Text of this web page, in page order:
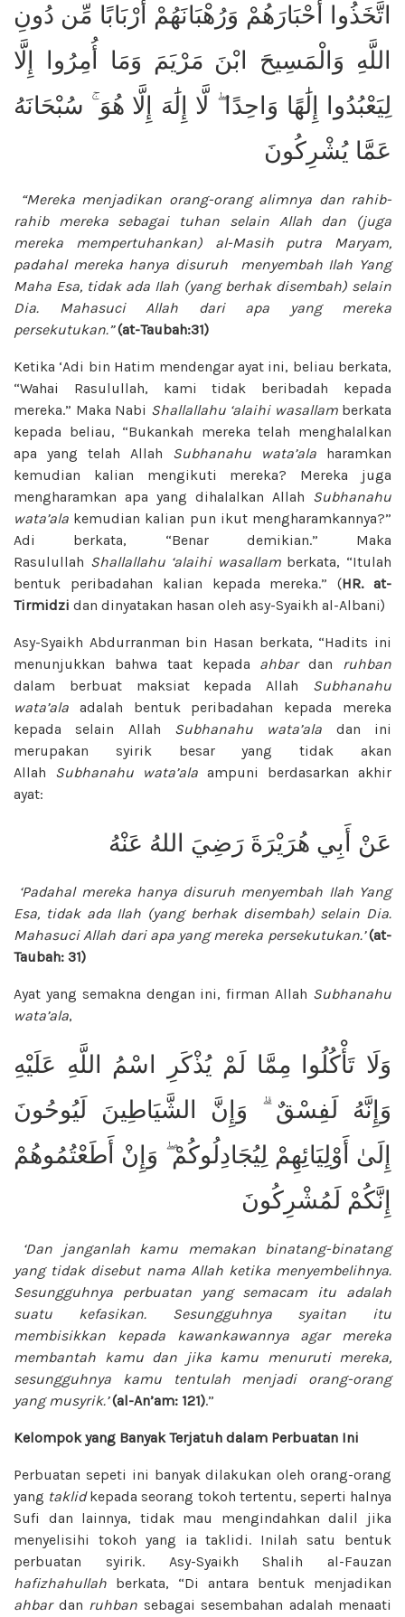
اتَّخَذُوا أَحْبَارَهُمْ وَرُهْبَانَهُمْ أَرْبَابًا مِّن دُونِ
اللَّهِ وَالْمَسِيحَ ابْنَ مَرْيَمَ وَمَا أُمِرُوا إِلَّا
لِيَعْبُدُوا إِلَٰهًا وَاحِدًا ۖ لَّا إِلَٰهَ إِلَّا هُوَ ۚ سُبْحَانَهُ
عَمَّا يُشْرِكُونَ
“Mereka menjadikan orang-orang alimnya dan rahib-
rahib mereka sebagai tuhan selain Allah dan (juga
mereka mempertuhankan) al-Masih putra Maryam,
padahal mereka hanya disuruh
menyembah Ilah Yang
Maha Esa, tidak ada Ilah (yang berhak disembah) selain
Dia. Mahasuci Allah dari apa yang mereka
persekutukan.”(at-Taubah:31)
Ketika ‘Adi bin Hatim mendengar ayat ini, beliau berkata,
“Wahai Rasulullah, kami tidak beribadah kepada
mereka.” Maka Nabi Shallallahu ‘alaihi wasallamberkata
kepada beliau, “Bukankah mereka telah menghalalkan
apa yang telah Allah Subhanahu wata’ala haramkan
kemudian kalian mengikuti mereka? Mereka juga
mengharamkan apa yang dihalalkan Allah Subhanahu
wata’ala kemudian kalian pun ikut mengharamkannya?”
Adi berkata, “Benar demikian.” Maka
Rasulullah Shallallahu ‘alaihi wasallamberkata, “Itulah
bentuk peribadahan kalian kepada mereka.” (HR. at-
Tirmidzi dan dinyatakan hasan oleh asy-Syaikh al-Albani)
Asy-Syaikh Abdurranman bin Hasan berkata, “Hadits ini
menunjukkan bahwa taat kepada ahbardan
ruhban
dalam berbuat maksiat kepada Allah Subhanahu
wata’ala adalah bentuk peribadahan kepada mereka
kepada selain Allah Subhanahu wata’ala dan ini
merupakan syirik besar yang tidak akan
Allah Subhanahu wata’ala ampuni berdasarkan akhir
ayat:
عَنْ أَبِي هُرَيْرَةَ رَضِيَ اللهُ عَنْهُ
‘Padahal mereka hanya disuruh menyembah Ilah Yang
Esa, tidak ada Ilah (yang berhak disembah) selain Dia.
Mahasuci Allah dari apa yang mereka persekutukan.’(at-
Taubah: 31)
Ayat yang semakna dengan ini, firman Allah Subhanahu
wata’ala,
وَلَا تَأْكُلُوا مِمَّا لَمْ يُذْكَرِ اسْمُ اللَّهِ عَلَيْهِ
وَإِنَّهُ لَفِسْقٌ ۗ وَإِنَّ الشَّيَاطِينَ لَيُوحُونَ
إِلَىٰ أَوْلِيَائِهِمْ لِيُجَادِلُوكُمْ ۖ وَإِنْ أَطَعْتُمُوهُمْ
إِنَّكُمْ لَمُشْرِكُونَ
‘Dan janganlah kamu memakan binatang-binatang
yang tidak disebut nama Allah ketika menyembelihnya.
Sesungguhnya perbuatan yang semacam itu adalah
suatu kefasikan. Sesungguhnya syaitan itu
membisikkan kepada kawankawannya agar mereka
membantah kamu dan jika kamu menuruti mereka,
sesungguhnya kamu tentulah menjadi orang-orang
yang musyrik.’(al-An’am: 121).”
Kelompok yang Banyak Terjatuh dalam Perbuatan Ini
Perbuatan sepeti ini banyak dilakukan oleh orang-orang
yang taklidkepada seorang tokoh tertentu, seperti halnya
Sufi dan lainnya, tidak mau mengindahkan dalil jika
menyelisihi tokoh yang ia taklidi. Inilah satu bentuk
perbuatan syirik.
Asy-Syaikh Shalih al-Fauzan
hafizhahullah berkata, “Di antara bentuk
menjadikan
ahbar dan ruhban sebagai sesembahan adalah menaati